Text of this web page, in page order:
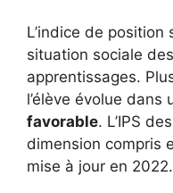
L’indice de position
situation sociale
apprentissages.
l’élève évolue dans
favorable. L’IPS
dimension compris
mise à jour en 2022.